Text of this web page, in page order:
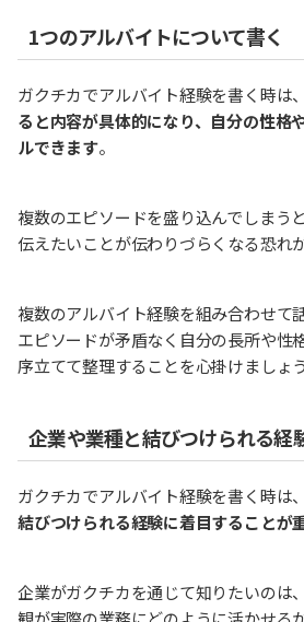
1つのアルバイトについて書く
ガクチカでアルバイト経験を書く時は、
ると内容が具体的になり、自分の性格
ルできます。
複数のエピソードを盛り込んでしまう
伝えたいことが伝わりづらくなる恐れ
複数のアルバイト経験を組み合わせて
エピソードが矛盾なく自分の長所や性
序立てて整理することを心掛けましょう
企業や業種と結びつけられる経
ガクチカでアルバイト経験を書く時は
結びつけられる経験に着目することが
企業がガクチカを通じて知りたいのは